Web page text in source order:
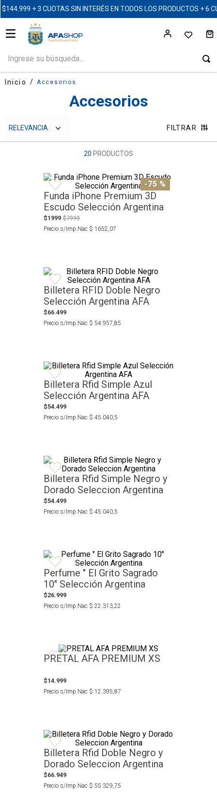
+ 3 CUOTAS SIN INTERÉS EN TODOS LOS PRODUCTOS + 6
Accesorios
Accesorios
RELEVANCIA FILTRAR
20 PRODUCTOS
-75 %
Funda iPhone Premium 3D
Escudo Selección Argentina
$7999
$1999
Precio s/Imp.Nac $ 1652 07
Billetera RFID Doble Negro
Selección Argentina AFA
$66.499
Precio s/Imp.Nac $ 54 957 85
Billetera Rfid Simple Azul
Selección Argentina AFA
$54.499
Precio s/Imp.Nac $ 45 040 5
Billetera Rfid Simple Negro y
Dorado Seleccion Argentina
$54.499
Precio s/Imp.Nac $ 45 040 5
Perfume " El Grito Sagrado
10" Selección Argentina
$26.999
Precio s/Imp.Nac $ 22 313 22
PRETAL AFA PREMIUM XS
$14.999
Precio s/Imp.Nac $ 12 395 87
Billetera Rfid Doble Negro y
Dorado Seleccion Argentina
$66.949
Precio s/Imp.Nac $ 55 329 75